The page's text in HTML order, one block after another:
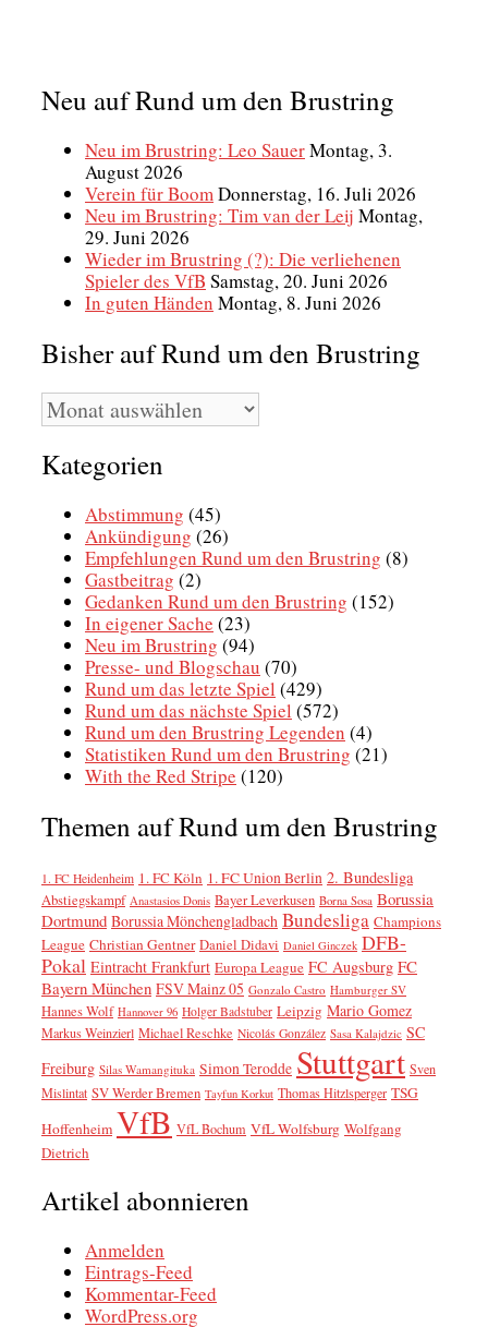
Neu auf Rund um den Brustring
Neu im Brustring: Leo SauerMontag, 3.
August 2026
Verein für BoomDonnerstag, 16. Juli 2026
Neu im Brustring: Tim van der Leij Montag,
29. Juni 2026
Wieder im Brustring (?): Die verliehenen
Spieler des VfB Samstag, 20. Juni 2026
In guten Händen Montag, 8. Juni 2026
Bisher auf Rund um den Brustring
Bisher
auf
um
Brustring
Kategorien
Abstimmung (45)
Ankündigung (26)
Empfehlungen Rund um den Brustring (8)
Gastbeitrag (2)
Gedanken Rund um den Brustring (152)
In eigener Sache (23)
Neu im Brustring (94)
Presse- und Blogschau (70)
Rund um das letzte Spiel (429)
Rund um das nächste Spiel (572)
Rund um den Brustring Legenden (4)
Statistiken Rund um den Brustring (21)
With the Red Stripe (120)
Themen auf Rund um den Brustring
1. FC Heidenheim 1. FC Köln 1. FC Union Berlin 2. Bundesliga
Abstiegskampf Anastasios Donis Bayer Leverkusen Borna Sosa Borussia
Dortmund Borussia Mönchengladbach Bundesliga Champions
League Christian Gentner Daniel Didavi Daniel Ginczek DFB-
Pokal Eintracht Frankfurt Europa League FC Augsburg FC
Bayern München FSV Mainz 05 Gonzalo Castro Hamburger SV
Hannes Wolf Hannover 96 Holger Badstuber Leipzig Mario Gomez
Markus Weinzierl Michael Reschke Nicolás González Sasa Kalajdzic SC
Freiburg Silas Wamangituka Simon Terodde Stuttgart Sven
Mislintat SV Werder Bremen Tayfun Korkut Thomas Hitzlsperger TSG
Hoffenheim VfB VfL Bochum VfL Wolfsburg Wolfgang
Dietrich
Artikel abonnieren
Anmelden
Eintrags-Feed
Kommentar-Feed
WordPress.org